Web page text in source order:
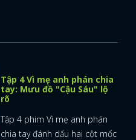
Tập 4 Vì mẹ anh phán chia
tay: Mưu đồ "Cậu Sáu" lộ
rõ
Tập 4 phim Vì mẹ anh phán
chia tay đánh dấu hai cột mốc